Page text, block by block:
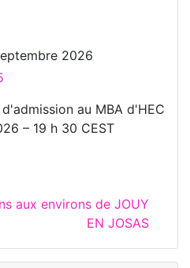
2026
au MBA d'HEC
– 19 h 30 CEST
aux environs de JOUY
EN JOSAS